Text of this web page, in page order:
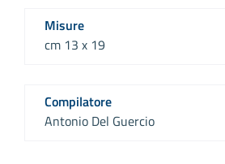
Misure
cm 13 x 19
Compilatore
Antonio Del Guercio